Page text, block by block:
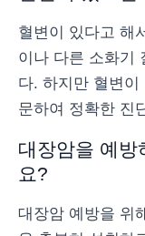
혈변이 있다고 해
이나 다른 소화기
다. 하지만 혈변
문하여 정확한 진
대장암을 예방
요?
대장암 예방을 위